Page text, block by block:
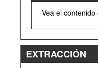
Vea el
EXTRACCIÓN